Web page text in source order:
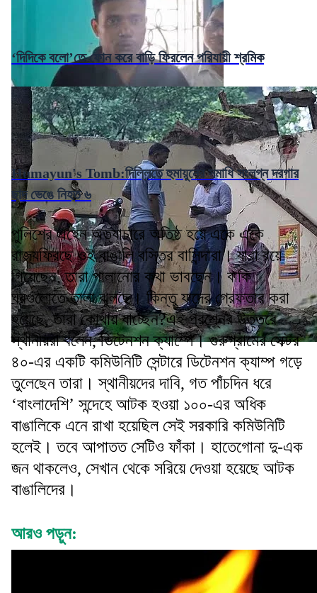
‘দিদিকে বলো’তে ফোন করে বাড়ি ফিরলেন পরিযায়ী শ্রমিক
Humayun's Tomb:দিল্লিতে হুমায়ুনের সমাধি সংলগ্ন দরগার
ছাদ ভেঙে নিহত ৬
পুলিশের এহেন অত্যাচারে অতিষ্ঠ হয়ে একে একে
রাজ্যফিরছে ওই বাঙালি বস্তির বাসিন্দারা। যারা রয়ে
গিয়েছেন, তারা পালানোর কথা ভাবছেন। বাকি
ঘরগুলোতে তালা ঝুলছে। কিন্তু যাদের গ্রেফতার করা
হয়েছে, তারা কোথায় যাচ্ছেন?এই প্রশ্নের উত্তরে
স্থানীয়রা বলেন, ডিটেনশন ক্যাম্পে। গুরুগ্রামের সেক্টর
৪০-এর একটি কমিউনিটি সেন্টারে ডিটেনশন ক্যাম্প গড়ে
তুলেছেন তারা। স্থানীয়দের দাবি, গত পাঁচদিন ধরে
‘বাংলাদেশি’ সন্দেহে আটক হওয়া ১০০-এর অধিক
বাঙালিকে এনে রাখা হয়েছিল সেই সরকারি কমিউনিটি
হলেই। তবে আপাতত সেটিও ফাঁকা। হাতেগোনা দু-এক
জন থাকলেও, সেখান থেকে সরিয়ে দেওয়া হয়েছে আটক
বাঙালিদের।
আরও পড়ুন: